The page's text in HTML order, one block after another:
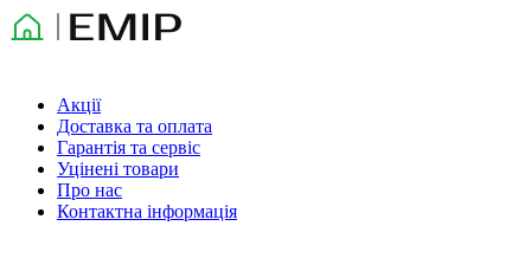
Акції
Доставка та оплата
Гарантія та сервіс
Уцінені товари
Про нас
Контактна інформація